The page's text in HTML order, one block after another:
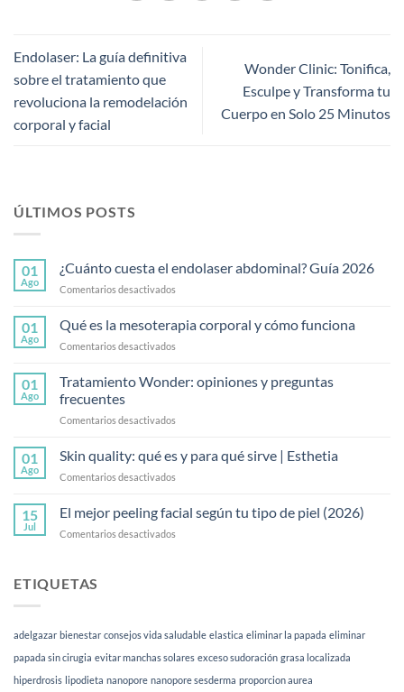
Endolaser: La guía definitiva
sobre el tratamiento que
revoluciona la remodelación
corporal y facial
Wonder Clinic: Tonifica,
Esculpe y Transforma tu
Cuerpo en Solo 25 Minutos
ÚLTIMOS POSTS
01
Ago
¿Cuánto cuesta el endolaser abdominal? Guía 2026
Comentarios desactivados
01
Ago
Qué es la mesoterapia corporal y cómo funciona
Comentarios desactivados
01
Ago
Tratamiento Wonder: opiniones y preguntas
frecuentes
Comentarios desactivados
01
Ago
Skin quality: qué es y para qué sirve | Esthetia
Comentarios desactivados
15
Jul
El mejor peeling facial según tu tipo de piel (2026)
Comentarios desactivados
ETIQUETAS
adelgazar bienestar consejos vida saludable elastica eliminar la papada eliminar
papada sin cirugia evitar manchas solares exceso sudoración grasa localizada
hiperdrosis lipodieta nanopore nanopore sesderma proporcion aurea